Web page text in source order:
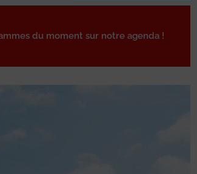
du moment sur notre agenda !